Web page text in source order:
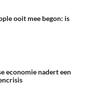
ooit mee begon: is
economie nadert een